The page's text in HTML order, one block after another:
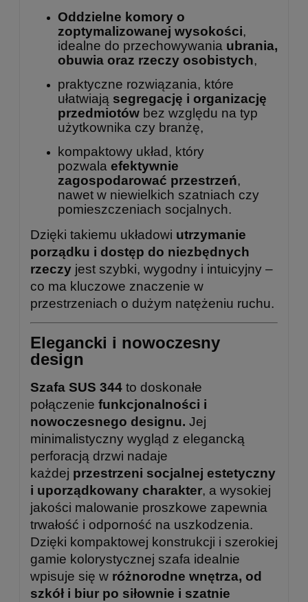
Oddzielne komory o
zoptymalizowanej wysokości,
idealne do przechowywania ubrania,
obuwia oraz rzeczy osobistych,
praktyczne rozwiązania, które
ułatwiają segregację i organizację
przedmiotów bez względu na typ
użytkownika czy branżę,
kompaktowy układ, który
pozwala efektywnie
zagospodarować przestrzeń,
nawet w niewielkich szatniach czy
pomieszczeniach socjalnych.
Dzięki takiemu układowi utrzymanie
porządku i dostęp do niezbędnych
rzeczy jest szybki, wygodny i intuicyjny –
co ma kluczowe znaczenie w
przestrzeniach o dużym natężeniu ruchu.
Elegancki i nowoczesny
design
Szafa SUS 344 to doskonałe
połączenie funkcjonalności i
nowoczesnego designu. Jej
minimalistyczny wygląd z elegancką
perforacją drzwi nadaje
każdej przestrzeni socjalnej estetyczny
i uporządkowany charakter, a wysokiej
jakości malowanie proszkowe zapewnia
trwałość i odporność na uszkodzenia.
Dzięki kompaktowej konstrukcji i szerokiej
gamie kolorystycznej szafa idealnie
wpisuje się w różnorodne wnętrza, od
szkół i biur po siłownie i szatnie